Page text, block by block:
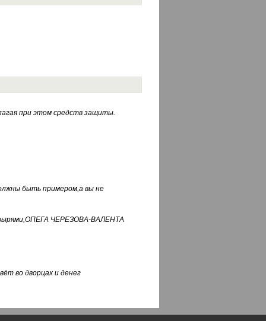
при этом средств защиты.
быть примером,а вы не
ЧЕРЕЗОВА-ВАЛЕНТА
во дворцах и денег